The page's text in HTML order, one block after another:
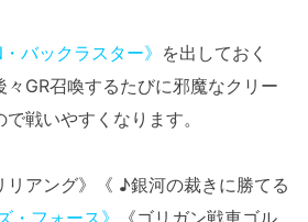
・バックラスター》 を出しておく
々GR召喚するたびに邪魔なクリー
戦いやすくなります。
リアング》《 ♪銀河の裁きに勝てる